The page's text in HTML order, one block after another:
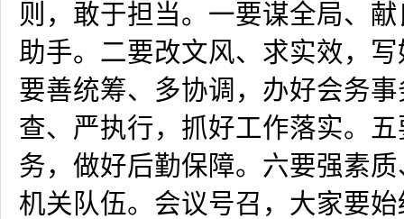
则，敢于担当。一要谋全局、
助手。二要改文风、求实效，
要善统筹、多协调，办好会务
查、严执行，抓好工作落实。
务，做好后勤保障。六要强素
机关队伍。会议号召，大家要